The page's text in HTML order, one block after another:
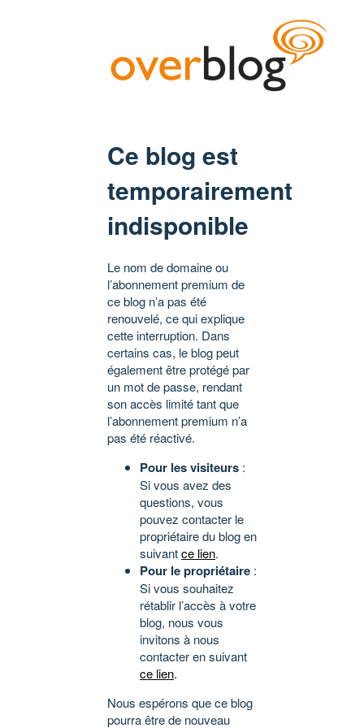
Ce blog est
temporairement
indisponible
Le nom de domaine ou
l’abonnement premium de
ce blog n’a pas été
renouvelé, ce qui explique
cette interruption. Dans
certains cas, le blog peut
également être protégé par
un mot de passe, rendant
son accès limité tant que
l’abonnement premium n’a
pas été réactivé.
Pour les visiteurs :
Si vous avez des
questions, vous
pouvez contacter le
propriétaire du blog en
suivantce lien.
Pour le propriétaire :
Si vous souhaitez
rétablir l’accès à votre
blog, nous vous
invitons à nous
contacter en suivant
ce lien.
Nous espérons que ce blog
pourra être de nouveau